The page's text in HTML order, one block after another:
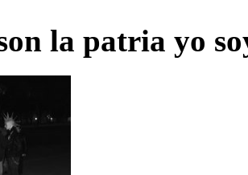
la patria yo